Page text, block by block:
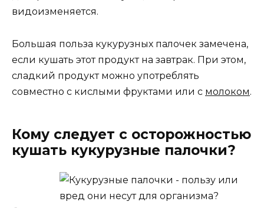
видоизменяется.
Большая польза кукурузных палочек замечена,
если кушать этот продукт на завтрак. При этом,
сладкий продукт можно употреблять
совместно с кислыми фруктами или с молоком.
Кому следует с осторожностью
кушать кукурузные палочки?